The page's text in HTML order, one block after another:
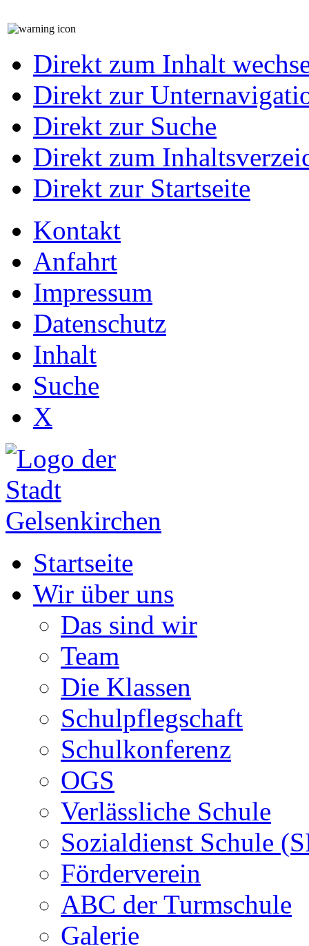
Direkt zum Inhalt
Direkt zur
Direkt zur Suche
Direkt zum
Direkt zur Startseite
Kontakt
Anfahrt
Impressum
Datenschutz
Inhalt
Suche
X
Startseite
Wir über uns
Das sind wir
Team
Die Klassen
Schulpflegschaft
Schulkonferenz
OGS
Verlässliche Schule
Sozialdienst Schule
Förderverein
ABC der Turmschule
Galerie